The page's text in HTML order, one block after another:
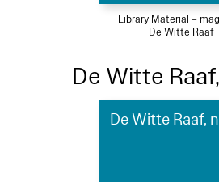
Library Material –
De Witte Raaf
De Witte
De Witte Raaf,